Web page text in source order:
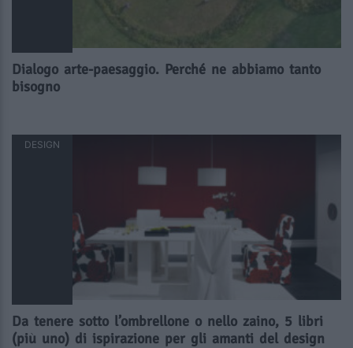
Dialogo arte-paesaggio. Perché ne abbiamo tanto
bisogno
DESIGN
Da tenere sotto l’ombrellone o nello zaino, 5 libri
(più uno) di ispirazione per gli amanti del design